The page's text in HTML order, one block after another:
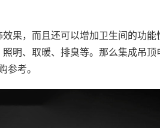
果，而且还可以增加卫生间的功
明、取暖、排臭等。那么集成吊
考。